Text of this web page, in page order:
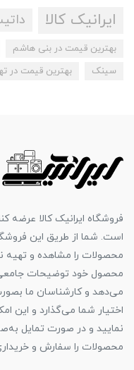
ایرانیک کالا
بهترین قیمت در بنی هاشم
سینک
بهترین قیمت در
فروشگاه ایرانیک کالا عرضه
است. شما از طریق این
محصولات را مشاهده و تهیه
محصول خود توضیحات جامعی
می‌دهد و کارشناسان ما
اختیار شما می‌گذارد و این
نمایید و در صورت تمایل
محصولات را سفارش و